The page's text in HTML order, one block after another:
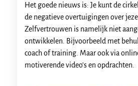
Het goede nieuws is: Je kunt de
de negatieve overtuigingen over
Zelfvertrouwen is namelijk niet
ontwikkelen. Bijvoorbeeld met
coach of training. Maar ook via
motiverende video’s en opdrachten.